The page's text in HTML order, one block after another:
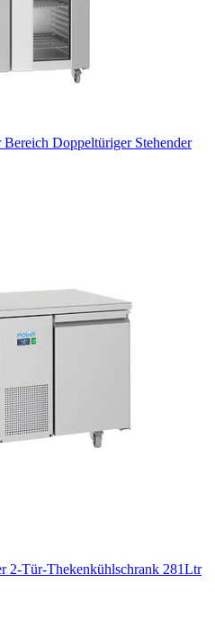
Doppeltüriger Stehender
2-Tür-Thekenkühlschrank 281Ltr